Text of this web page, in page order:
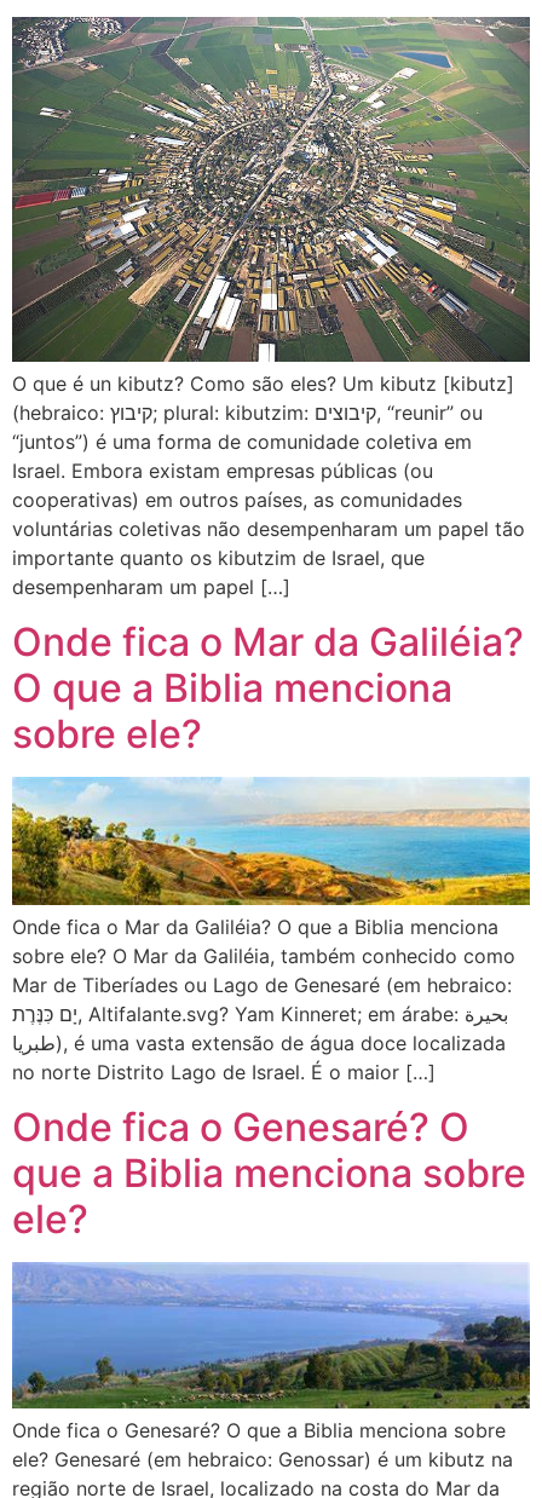
O que é un kibutz? Como são eles? Um kibutz [kibutz]
(hebraico: קיבוץ; plural: kibutzim: קיבוצים, “reunir” ou
“juntos”) é uma forma de comunidade coletiva em
Israel. Embora existam empresas públicas (ou
cooperativas) em outros países, as comunidades
voluntárias coletivas não desempenharam um papel tão
importante quanto os kibutzim de Israel, que
desempenharam um papel […]
Onde fica o Mar da Galiléia?
O que a Biblia menciona
sobre ele?
Onde fica o Mar da Galiléia? O que a Biblia menciona
sobre ele? O Mar da Galiléia, também conhecido como
Mar de Tiberíades ou Lago de Genesaré (em hebraico:
יָם כִּנֶּרֶת, Altifalante.svg? Yam Kinneret; em árabe: بحيرة
طبريا), é uma vasta extensão de água doce localizada
no norte Distrito Lago de Israel. É o maior […]
Onde fica o Genesaré? O
que a Biblia menciona sobre
ele?
Onde fica o Genesaré? O que a Biblia menciona sobre
ele? Genesaré (em hebraico: Genossar) é um kibutz na
região norte de Israel, localizado na costa do Mar da